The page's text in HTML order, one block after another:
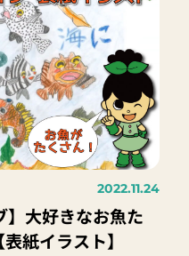
2022.11.24
】大好きなお魚た
紙イラスト】